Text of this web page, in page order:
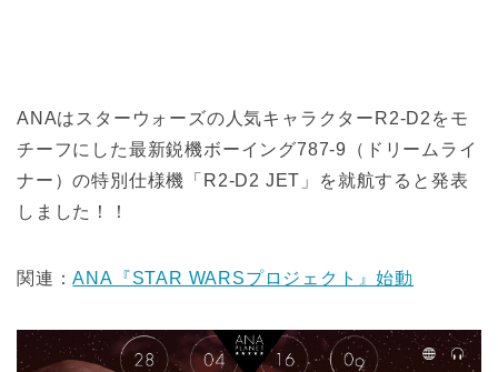
ANAはスターウォーズの人気キャラクターR2-D2をモ
チーフにした最新鋭機ボーイング787-9（ドリームライ
ナー）の特別仕様機「R2-D2 JET」を就航すると発表
しました！！
関連：ANA『STAR WARSプロジェクト』始動